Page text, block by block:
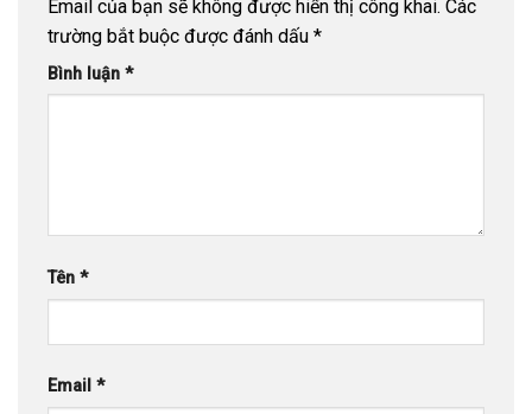
Email của bạn sẽ không được hiển thị công khai. Các
trường bắt buộc được đánh dấu *
Bình luận *
Tên *
Email *